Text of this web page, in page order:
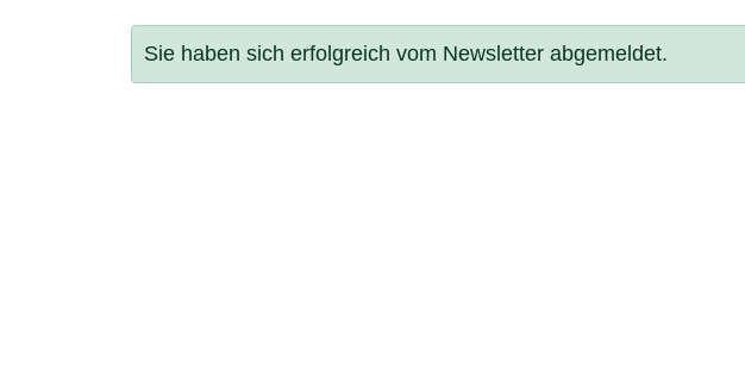
Sie haben sich erfolgreich vom Newsletter abgemeldet.